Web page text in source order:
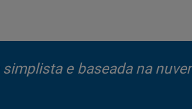
simplista e baseada na